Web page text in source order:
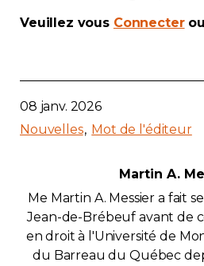
Zone Membres
Français
Contact
Veuillez vous Connecter
08 janv. 2026
Nouvelles Mot de l'éditeur
Martin A.
Me Martin A. Messier a fait
Jean-de-Brébeuf avant de
en droit à l'Université de
du Barreau du Québec